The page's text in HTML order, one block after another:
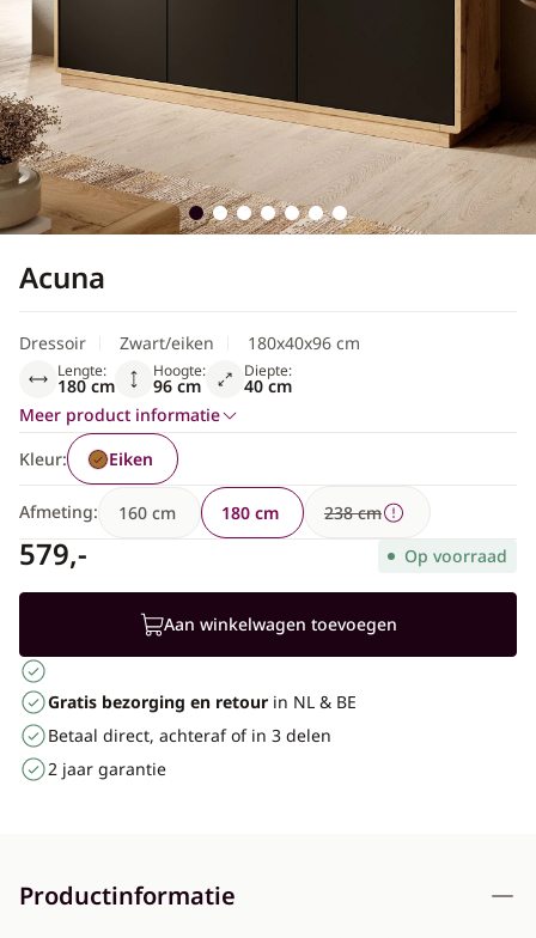
Scandinavisch
Acuna
Dressoir Zwart/eiken 180x40x96 cm
Lengte:
180 cm
Hoogte:
96 cm
Diepte:
40 cm
Meer product informatie
Kleur:
Eiken
Afmeting: 160 cm 180 cm 238 cm
579,- Op voorraad
Aan winkelwagen toevoegen
Gratis bezorging en retour in NL & BE
Betaal direct, achteraf of in 3 delen
2 jaar garantie
Productinformatie